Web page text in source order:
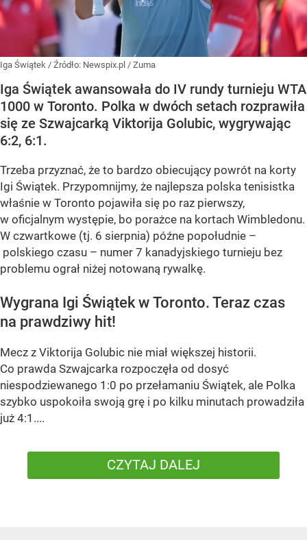
Iga Świątek / Źródło: Newspix.pl / Zuma
Iga Świątek awansowała do IV rundy turnieju WTA
1000 w Toronto. Polka w dwóch setach rozprawiła
się ze Szwajcarką Viktorija Golubic, wygrywając
6:2, 6:1.
Trzeba przyznać, że to bardzo obiecujący powrót na korty
Igi Świątek. Przypomnijmy, że najlepsza polska tenisistka
właśnie w Toronto pojawiła się po raz pierwszy,
w oficjalnym występie, bo porażce na kortach Wimbledonu.
W czwartkowe (tj. 6 sierpnia) późne popołudnie –
polskiego czasu – numer 7 kanadyjskiego turnieju bez
problemu ograł niżej notowaną rywalkę.
Wygrana Igi Świątek w Toronto. Teraz czas
na prawdziwy hit!
Mecz z Viktorija Golubic nie miał większej historii.
Co prawda Szwajcarka rozpoczęła od dosyć
niespodziewanego 1:0 po przełamaniu Świątek, ale Polka
szybko uspokoiła swoją grę i po kilku minutach prowadziła
już 4:1....
CZYTAJ DALEJ